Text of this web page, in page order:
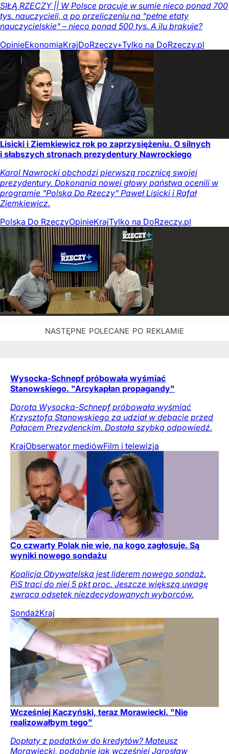
SIŁĄ RZECZY || W Polsce pracuje w sumie nieco ponad 700
tys. nauczycieli, a po przeliczeniu na "pełne etaty
nauczycielskie" – nieco ponad 500 tys. A ilu brakuje?
OpinieEkonomiaKrajDoRzeczy+Tylko na DoRzeczy.pl
Lisicki i Ziemkiewicz rok po zaprzysiężeniu. O silnych
i słabszych stronach prezydentury Nawrockiego
Karol Nawrocki obchodzi pierwszą rocznicę swojej
prezydentury. Dokonania nowej głowy państwa ocenili w
programie "Polska Do Rzeczy" Paweł Lisicki i Rafał
Ziemkiewicz.
Polska Do RzeczyOpinieKrajTylko na DoRzeczy.pl
Wysocka-Schnepf próbowała wyśmiać
Stanowskiego. "Arcykapłan propagandy"
Dorota Wysocka-Schnepf próbowała wyśmiać
Krzysztofa Stanowskiego za udział w debacie przed
Pałacem Prezydenckim. Dostała szybką odpowiedź.
KrajObserwator mediówFilm i telewizja
Co czwarty Polak nie wie, na kogo zagłosuje. Są
wyniki nowego sondażu
Koalicja Obywatelska jest liderem nowego sondaż.
PiS traci do niej 5 pkt proc. Jeszcze większą uwagę
zwraca odsetek niezdecydowanych wyborców.
SondażKraj
Wcześniej Kaczyński, teraz Morawiecki. "Nie
realizowałbym tego"
Dopłaty z podatków do kredytów? Mateusz
Morawiecki, podobnie jak wcześniej Jarosław